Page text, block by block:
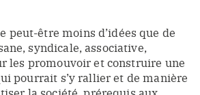
peut-être moins d’idées que de
syndicale, associative,
les promouvoir et construire une
pourrait s’y rallier et de manière